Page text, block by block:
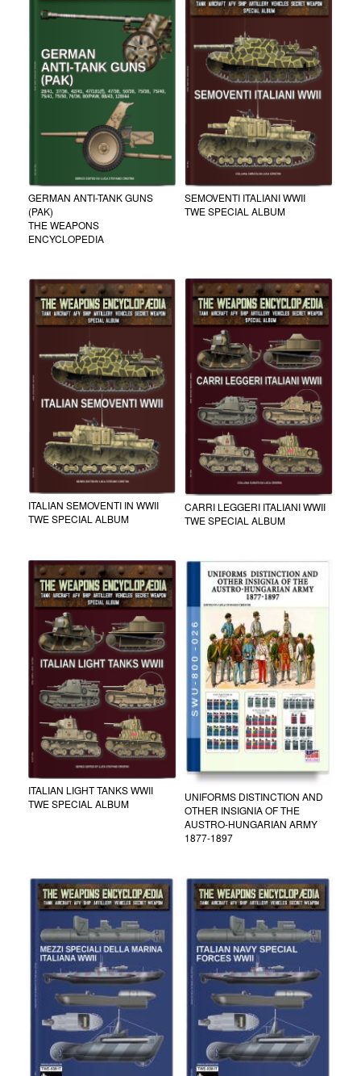
GERMAN ANTI-TANK GUNS
(PAK)
THE WEAPONS
ENCYCLOPEDIA
SEMOVENTI ITALIANI WWII
TWE SPECIAL ALBUM
ITALIAN SEMOVENTI IN WWII
TWE SPECIAL ALBUM
CARRI LEGGERI ITALIANI WWII
TWE SPECIAL ALBUM
ITALIAN LIGHT TANKS WWII
TWE SPECIAL ALBUM
UNIFORMS DISTINCTION AND
OTHER INSIGNIA OF THE
AUSTRO-HUNGARIAN ARMY
1877-1897